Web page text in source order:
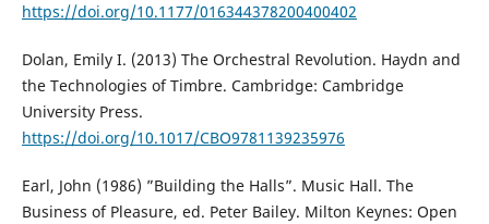
https://doi.org/10.1177/016344378200400402
Dolan, Emily I. (2013) The Orchestral Revolution. Haydn and
the Technologies of Timbre. Cambridge: Cambridge
University Press.
https://doi.org/10.1017/CBO9781139235976
Earl, John (1986) ”Building the Halls”. Music Hall. The
Business of Pleasure, ed. Peter Bailey. Milton Keynes: Open